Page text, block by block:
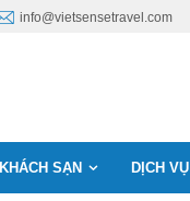
info@vietsensetravel.com
KHÁCH SẠN DỊCH VỤ